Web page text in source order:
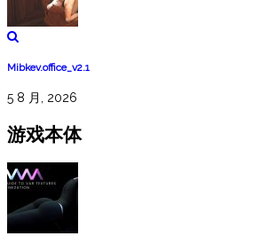
Mibkev.office_v2.1
5 8 月, 2026
游戏本体